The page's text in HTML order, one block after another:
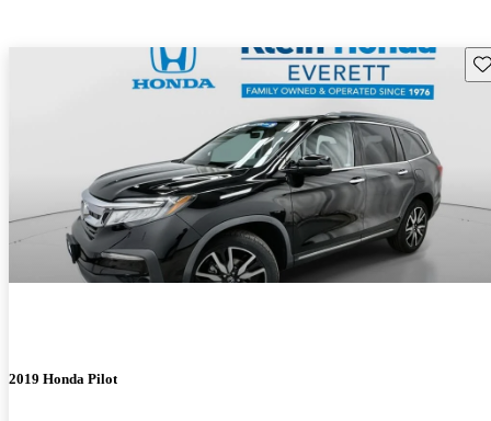
2019 Honda Pilot